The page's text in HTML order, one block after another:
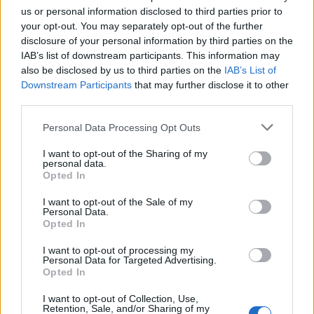
us or personal information disclosed to third parties prior to
your opt-out. You may separately opt-out of the further
disclosure of your personal information by third parties on the
IAB’s list of downstream participants. This information may
also be disclosed by us to third parties on the IAB’s List of
Downstream Participants that may further disclose it to other
Personal Data Processing Opt Outs
I want to opt-out of the Sharing of my
personal data.
Opted In
I want to opt-out of the Sale of my
Personal Data.
Opted In
I want to opt-out of processing my
Personal Data for Targeted Advertising.
Opted In
I want to opt-out of Collection, Use,
Retention, Sale, and/or Sharing of my
1970 – Γειτονιές Αθήνα – Θεσσαλονίκη
1970 – Ρένα Κουμιώτη 1
1971 – Ρένα Κουμιώτη 2
1972 – Μήνες
1972 – Το θαλασσινό τριφύλλι
1972 – Τα κίτρινα ρολόγια
1973 – Μονά ζυγά
1973 – Θάλασσα πικροθάλασσα
1974 – Μίλα μου για λευτεριά
1974 – Ρένα Κουμιώτη 3
1974 – Ρόδα που γυρίζει
1976 – Τα ωραιότερα τραγούδια της Ρένας
Κουμιώτη
1978 – Ρεμπέτικα και θαλασσινά